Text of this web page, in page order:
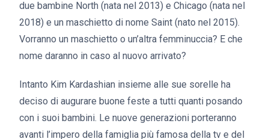
due bambine North (nata nel 2013) e Chicago (nata nel
2018) e un maschietto di nome Saint (nato nel 2015).
Vorranno un maschietto o un’altra femminuccia? E che
nome daranno in caso al nuovo arrivato?
Intanto Kim Kardashian insieme alle sue sorelle ha
deciso di augurare buone feste a tutti quanti posando
con i suoi bambini. Le nuove generazioni porteranno
avanti l’impero della famiglia più famosa della tv e del